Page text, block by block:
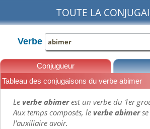
TOUTE LA
Verbe
Conjugueur
Tableau des conjugaisons du verbe abimer
Leverbe abimerest un verbe du 1er
Aux temps composés, leverbe abimerse
l'auxiliaire avoir.